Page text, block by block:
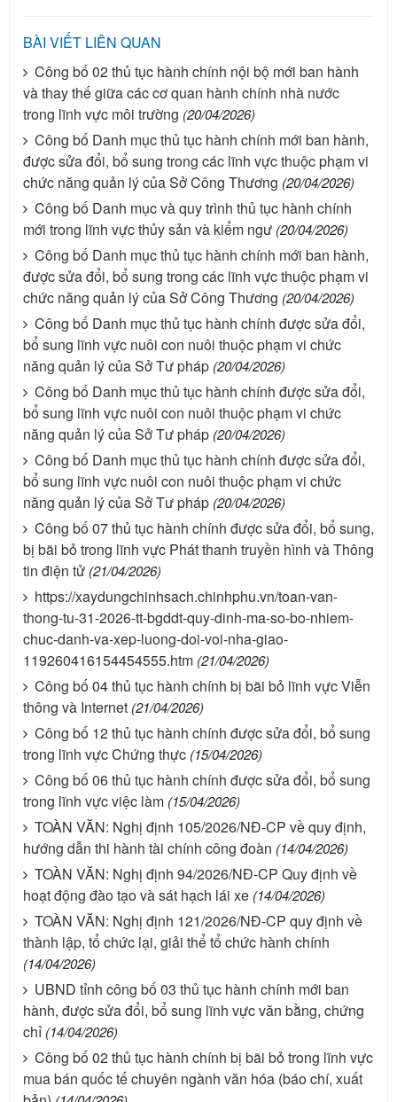
BÀI VIẾT LIÊN QUAN
Công bố 02 thủ tục hành chính nội bộ mới ban hành
và thay thế giữa các cơ quan hành chính nhà nước
trong lĩnh vực môi trường (20/04/2026)
Công bố Danh mục thủ tục hành chính mới ban hành,
được sửa đổi, bổ sung trong các lĩnh vực thuộc phạm vi
chức năng quản lý của Sở Công Thương (20/04/2026)
Công bố Danh mục và quy trình thủ tục hành chính
mới trong lĩnh vực thủy sản và kiểm ngư (20/04/2026)
Công bố Danh mục thủ tục hành chính mới ban hành,
được sửa đổi, bổ sung trong các lĩnh vực thuộc phạm vi
chức năng quản lý của Sở Công Thương (20/04/2026)
Công bố Danh mục thủ tục hành chính được sửa đổi,
bổ sung lĩnh vực nuôi con nuôi thuộc phạm vi chức
năng quản lý của Sở Tư pháp (20/04/2026)
Công bố Danh mục thủ tục hành chính được sửa đổi,
bổ sung lĩnh vực nuôi con nuôi thuộc phạm vi chức
năng quản lý của Sở Tư pháp (20/04/2026)
Công bố Danh mục thủ tục hành chính được sửa đổi,
bổ sung lĩnh vực nuôi con nuôi thuộc phạm vi chức
năng quản lý của Sở Tư pháp (20/04/2026)
Công bố 07 thủ tục hành chính được sửa đổi, bổ sung,
bị bãi bỏ trong lĩnh vực Phát thanh truyền hình và Thông
tin điện tử (21/04/2026)
https://xaydungchinhsach.chinhphu.vn/toan-van-
thong-tu-31-2026-tt-bgddt-quy-dinh-ma-so-bo-nhiem-
chuc-danh-va-xep-luong-doi-voi-nha-giao-
119260416154454555.htm (21/04/2026)
Công bố 04 thủ tục hành chính bị bãi bỏ lĩnh vực Viễn
thông và Internet (21/04/2026)
Công bố 12 thủ tục hành chính được sửa đổi, bổ sung
trong lĩnh vực Chứng thực (15/04/2026)
Công bố 06 thủ tục hành chính được sửa đổi, bổ sung
trong lĩnh vực việc làm (15/04/2026)
TOÀN VĂN: Nghị định 105/2026/NĐ-CP về quy định,
hướng dẫn thi hành tài chính công đoàn (14/04/2026)
TOÀN VĂN: Nghị định 94/2026/NĐ-CP Quy định về
hoạt động đào tạo và sát hạch lái xe (14/04/2026)
TOÀN VĂN: Nghị định 121/2026/NĐ-CP quy định về
thành lập, tổ chức lại, giải thể tổ chức hành chính
(14/04/2026)
UBND tỉnh công bố 03 thủ tục hành chính mới ban
hành, được sửa đổi, bổ sung lĩnh vực văn bằng, chứng
chỉ (14/04/2026)
Công bố 02 thủ tục hành chính bị bãi bỏ trong lĩnh vực
mua bán quốc tế chuyên ngành văn hóa (báo chí, xuất